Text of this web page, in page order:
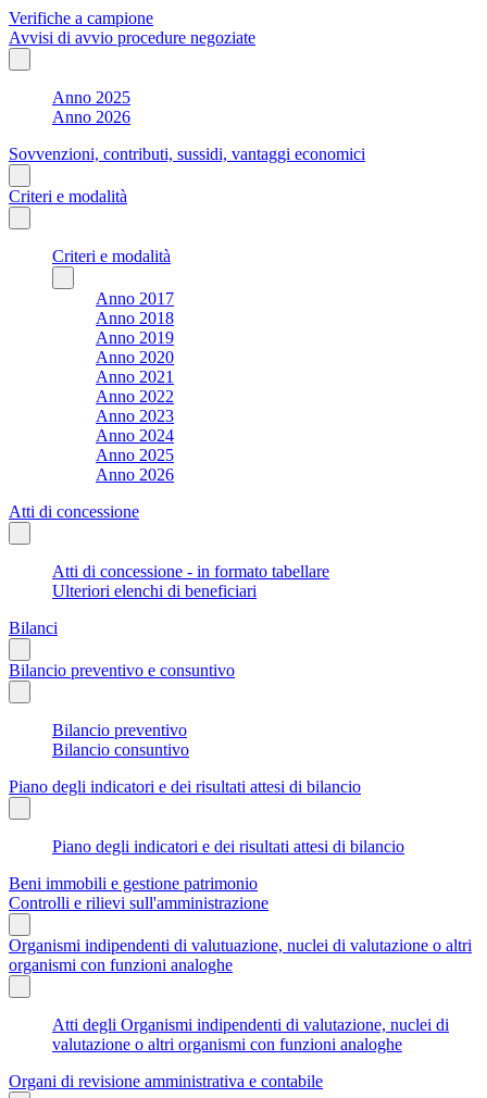
Verifiche a campione
Avvisi di avvio procedure negoziate
Anno 2025
Anno 2026
Sovvenzioni, contributi, sussidi, vantaggi economici
Criteri e modalità
Criteri e modalità
Anno 2017
Anno 2018
Anno 2019
Anno 2020
Anno 2021
Anno 2022
Anno 2023
Anno 2024
Anno 2025
Anno 2026
Atti di concessione
Atti di concessione - in formato tabellare
Ulteriori elenchi di beneficiari
Bilanci
Bilancio preventivo e consuntivo
Bilancio preventivo
Bilancio consuntivo
Piano degli indicatori e dei risultati attesi di bilancio
Piano degli indicatori e dei risultati attesi di bilancio
Beni immobili e gestione patrimonio
Controlli e rilievi sull'amministrazione
Organismi indipendenti di valutuazione, nuclei di valutazione o altri
organismi con funzioni analoghe
Atti degli Organismi indipendenti di valutazione, nuclei di
valutazione o altri organismi con funzioni analoghe
Organi di revisione amministrativa e contabile